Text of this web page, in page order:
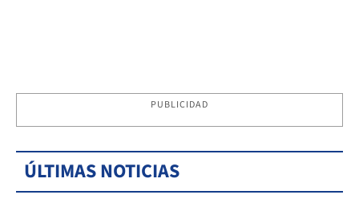
PUBLICIDAD
ÚLTIMAS NOTICIAS